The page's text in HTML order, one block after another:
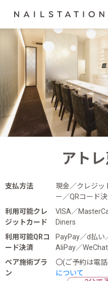
アト
支払方法
現金／クレジッ
ー／QRコード
利用可能クレ
ジットカード
VISA／
Diners
利用可能QRコ
ード決済
PayPay／d払い
AliPay／
ペア施術プラ
ン
〇(ご予約は電
について